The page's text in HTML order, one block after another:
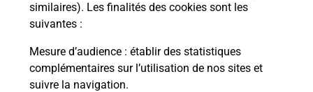
similaires). Les finalités des cookies sont les
suivantes :
Mesure d’audience : établir des statistiques
complémentaires sur l’utilisation de nos sites et
suivre la navigation.
Foire aux questions